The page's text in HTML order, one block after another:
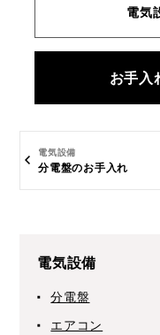
電気
お手入
電気設備
分電盤のお手入れ
電気設備
分電盤
エアコン